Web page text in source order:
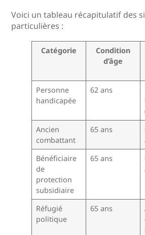
Voici un tableau récapitulatif des
particulières :
Catégorie
Condition
d’âge
Personne
handicapée
62 ans
Ancien
combattant
65 ans
Bénéficiaire
de
protection
subsidiaire
65 ans
Réfugié
politique
65 ans